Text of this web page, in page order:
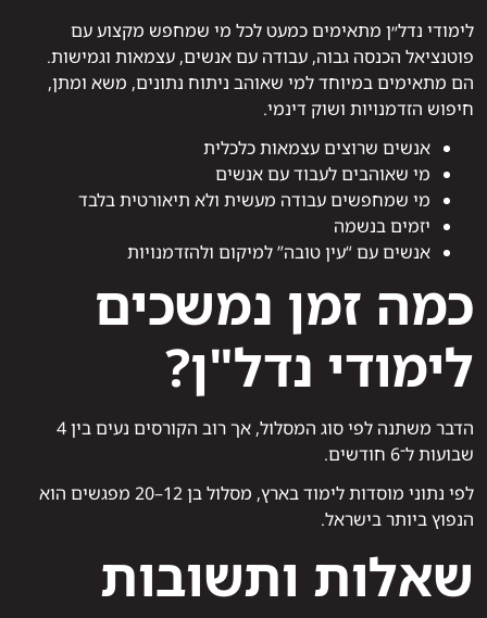
לימודי נדל״ן מתאימים כמעט לכל מי שמחפש מקצוע עם
פוטנציאל הכנסה גבוה, עבודה עם אנשים, עצמאות וגמישות.
הם מתאימים במיוחד למי שאוהב ניתוח נתונים, משא ומתן,
חיפוש הזדמנויות ושוק דינמי.
אנשים שרוצים עצמאות כלכלית
מי שאוהבים לעבוד עם אנשים
מי שמחפשים עבודה מעשית ולא תיאורטית בלבד
יזמים בנשמה
אנשים עם “עין טובה” למיקום ולהזדמנויות
כמה זמן נמשכים
לימודי נדל"ן?
הדבר משתנה לפי סוג המסלול, אך רוב הקורסים נעים בין 4
שבועות ל־6 חודשים.
לפי נתוני מוסדות לימוד בארץ, מסלול בן 12–20 מפגשים הוא
הנפוץ ביותר בישראל.
שאלות ותשובות